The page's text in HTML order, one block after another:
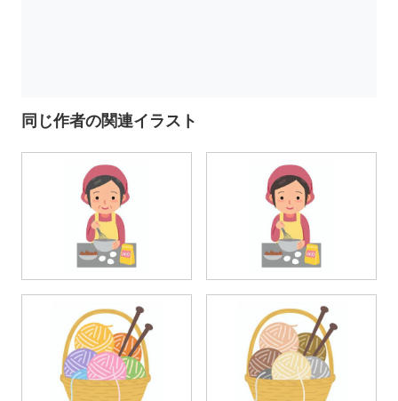
同じ作者の関連イラスト